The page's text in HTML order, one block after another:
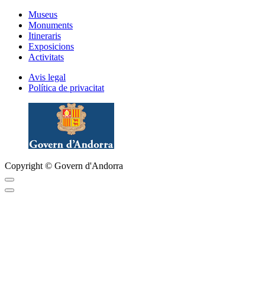
Museus
Monuments
Itineraris
Exposicions
Activitats
Avis legal
Política de privacitat
Copyright © Govern d'Andorra